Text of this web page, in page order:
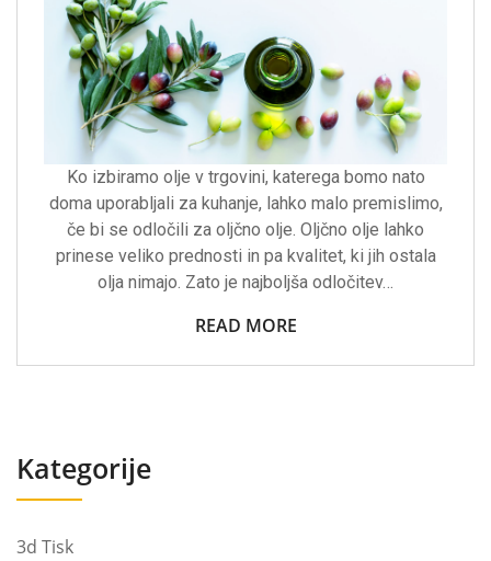
Ko izbiramo olje v trgovini, katerega bomo nato
doma uporabljali za kuhanje, lahko malo premislimo,
če bi se odločili za oljčno olje. Oljčno olje lahko
prinese veliko prednosti in pa kvalitet, ki jih ostala
olja nimajo. Zato je najboljša odločitev…
READ MORE
Kategorije
3d Tisk